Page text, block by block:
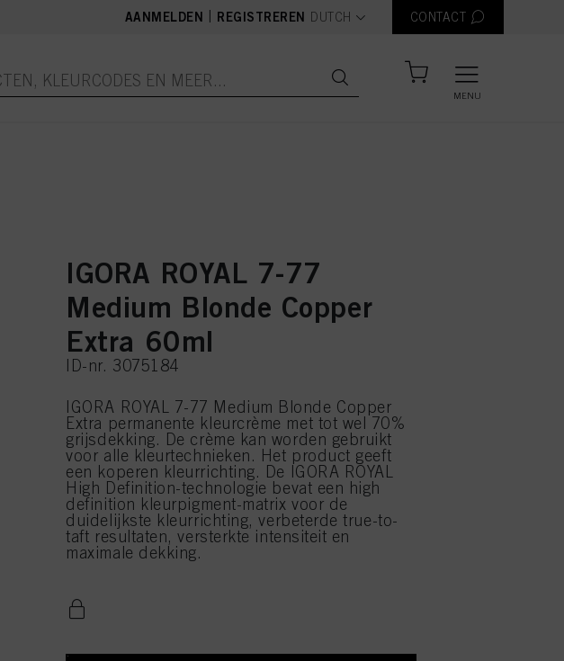
AANMELDEN REGISTREREN text.language
DUTCH CONTACT
MENU
IGORA ROYAL 7-77
Medium Blonde Copper
Extra 60ml
ID-nr. 3075184
IGORA ROYAL 7-77 Medium Blonde Copper
Extra permanente kleurcrème met tot wel 70%
grijsdekking. De crème kan worden gebruikt
voor alle kleurtechnieken. Het product geeft
een koperen kleurrichting. De IGORA ROYAL
High Definition-technologie bevat een high
definition kleurpigment-matrix voor de
duidelijkste kleurrichting, verbeterde true-to-
taft resultaten, versterkte intensiteit en
maximale dekking.